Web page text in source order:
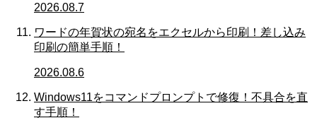
2026.08.7
ワードの年賀状の宛名をエクセルから印刷！差し込み
印刷の簡単手順！
2026.08.6
Windows11をコマンドプロンプトで修復！不具合を直
す手順！